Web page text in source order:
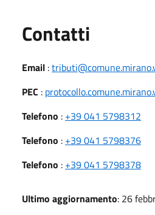
Contatti
Email :
PEC :
Telefono : +39 041 5798312
Telefono : +39 041 5798376
Telefono : +39 041 5798378
Ultimo aggiornamento: 26